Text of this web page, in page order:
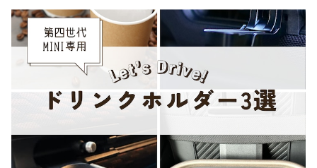
CRAFTPLUS
フロアマット
ブラックアウト
カーボン
エアロ
Amistad leather
CABANA
CRAFTPLUS
CRAVEN SPEED
第二世代 R55~61
第三世代 F54/55/56/57/60
第四世代 F65/66/67・J01/05・U25